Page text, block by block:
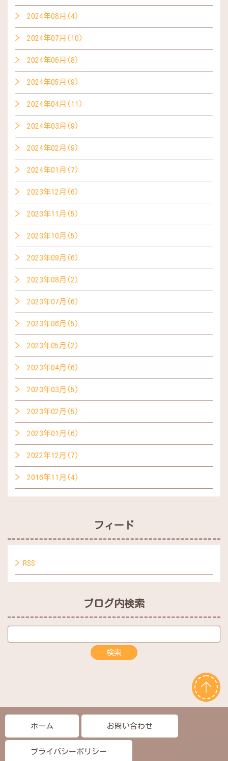
2024年08月(4)
2024年07月(10)
2024年06月(8)
2024年05月(9)
2024年04月(11)
2024年03月(9)
2024年02月(9)
2024年01月(7)
2023年12月(6)
2023年11月(5)
2023年10月(5)
2023年09月(6)
2023年08月(2)
2023年07月(6)
2023年06月(5)
2023年05月(2)
2023年04月(6)
2023年03月(5)
2023年02月(5)
2023年01月(6)
2022年12月(7)
2016年11月(4)
フィード
RSS
ブログ内検索
ホーム お問い合わせ
プライバシーポリシー